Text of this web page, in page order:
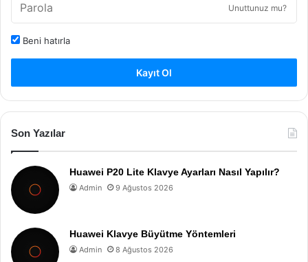
Unuttunuz mu?
Beni hatırla
Kayıt Ol
Son Yazılar
Huawei P20 Lite Klavye Ayarları Nasıl Yapılır?
Admin 9 Ağustos 2026
Huawei Klavye Büyütme Yöntemleri
Admin 8 Ağustos 2026